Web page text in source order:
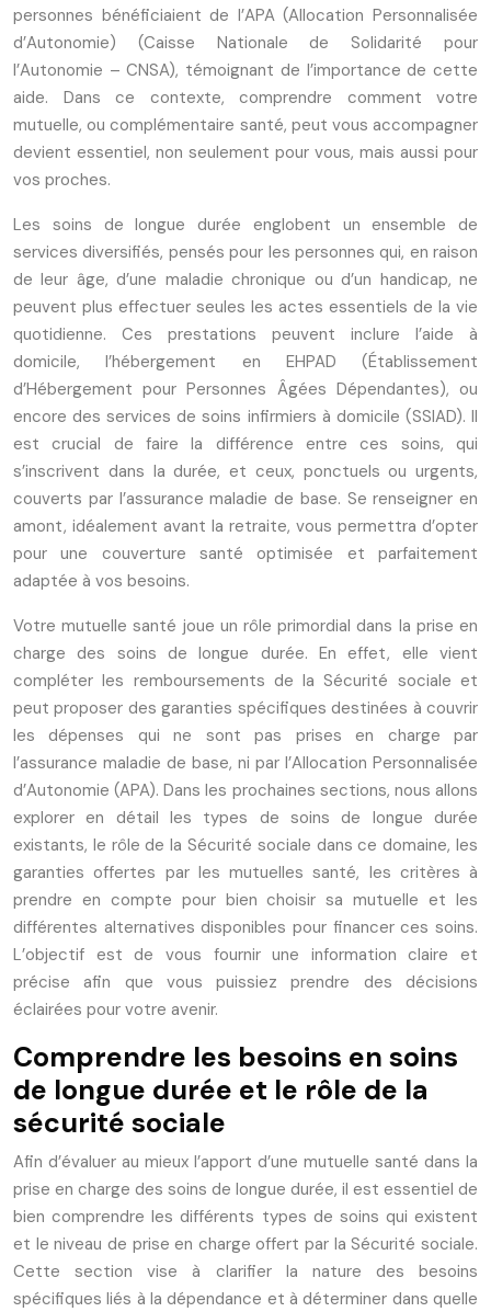
personnes bénéficiaient de l’APA (Allocation Personnalisée
d’Autonomie) (Caisse Nationale de Solidarité pour
l’Autonomie – CNSA), témoignant de l’importance de cette
aide. Dans ce contexte, comprendre comment votre
mutuelle, ou complémentaire santé, peut vous accompagner
devient essentiel, non seulement pour vous, mais aussi pour
vos proches.
Les soins de longue durée englobent un ensemble de
services diversifiés, pensés pour les personnes qui, en raison
de leur âge, d’une maladie chronique ou d’un handicap, ne
peuvent plus effectuer seules les actes essentiels de la vie
quotidienne. Ces prestations peuvent inclure l’aide à
domicile, l’hébergement en EHPAD (Établissement
d’Hébergement pour Personnes Âgées Dépendantes), ou
encore des services de soins infirmiers à domicile (SSIAD). Il
est crucial de faire la différence entre ces soins, qui
s’inscrivent dans la durée, et ceux, ponctuels ou urgents,
couverts par l’assurance maladie de base. Se renseigner en
amont, idéalement avant la retraite, vous permettra d’opter
pour une couverture santé optimisée et parfaitement
adaptée à vos besoins.
Votre mutuelle santé joue un rôle primordial dans la prise en
charge des soins de longue durée. En effet, elle vient
compléter les remboursements de la Sécurité sociale et
peut proposer des garanties spécifiques destinées à couvrir
les dépenses qui ne sont pas prises en charge par
l’assurance maladie de base, ni par l’Allocation Personnalisée
d’Autonomie (APA). Dans les prochaines sections, nous allons
explorer en détail les types de soins de longue durée
existants, le rôle de la Sécurité sociale dans ce domaine, les
garanties offertes par les mutuelles santé, les critères à
prendre en compte pour bien choisir sa mutuelle et les
différentes alternatives disponibles pour financer ces soins.
L’objectif est de vous fournir une information claire et
précise afin que vous puissiez prendre des décisions
éclairées pour votre avenir.
Comprendre les besoins en soins
de longue durée et le rôle de la
sécurité sociale
Afin d’évaluer au mieux l’apport d’une mutuelle santé dans la
prise en charge des soins de longue durée, il est essentiel de
bien comprendre les différents types de soins qui existent
et le niveau de prise en charge offert par la Sécurité sociale.
Cette section vise à clarifier la nature des besoins
spécifiques liés à la dépendance et à déterminer dans quelle